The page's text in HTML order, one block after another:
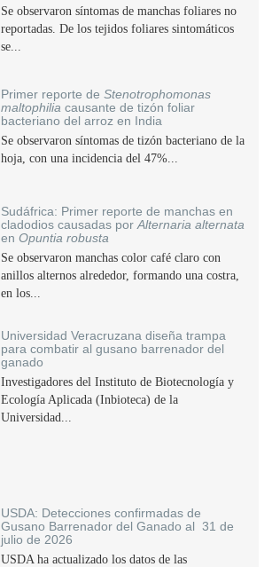
Se observaron síntomas de manchas foliares no
reportadas. De los tejidos foliares sintomáticos
se...
Primer reporte de Stenotrophomonas
maltophilia causante de tizón foliar
bacteriano del arroz en India
Se observaron síntomas de tizón bacteriano de la
hoja, con una incidencia del 47%...
Sudáfrica: Primer reporte de manchas en
cladodios causadas por Alternaria alternata
en Opuntia robusta
Se observaron manchas color café claro con
anillos alternos alrededor, formando una costra,
en los...
Universidad Veracruzana diseña trampa
para combatir al gusano barrenador del
ganado
Investigadores del Instituto de Biotecnología y
Ecología Aplicada (Inbioteca) de la
Universidad...
USDA: Detecciones confirmadas de
Gusano Barrenador del Ganado al 31 de
julio de 2026
USDA ha actualizado los datos de las